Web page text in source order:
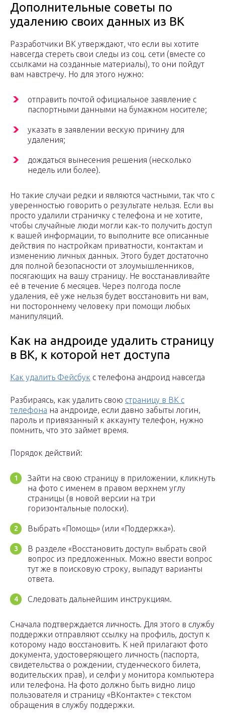
Дополнительные советы по
удалению своих данных из ВК
Разработчики ВК утверждают, что если вы хотите
навсегда стереть свои следы из соц. сети (вместе со
ссылками на созданные материалы), то они пойдут
вам навстречу. Но для этого нужно:
отправить почтой официальное заявление с
паспортными данными на бумажном носителе;
указать в заявлении вескую причину для
удаления;
дождаться вынесения решения (несколько
недель или более).
Но такие случаи редки и являются частными, так что с
уверенностью говорить о результате нельзя. Если вы
просто удалили страничку с телефона и не хотите,
чтобы случайные люди могли как-то получить доступ
к вашей информации, то выполните все описанные
действия по настройкам приватности, контактам и
изменению личных данных. Этого будет достаточно
для полной безопасности от злоумышленников,
посягающих на вашу страницу. Не восстанавливайте
её в течение 6 месяцев. Через полгода после
удаления, её уже нельзя будет восстановить ни вам,
ни постороннему человеку при помощи любых
манипуляций.
Как на андроиде удалить страницу
в ВК, к которой нет доступа
Как удалить Фейсбук с телефона андроид навсегда
Разбираясь, как удалить свою страницу в ВК с
телефона на андроиде, если давно забыты логин,
пароль и привязанный к аккаунту телефон, нужно
помнить, что это займет время.
Порядок действий:
Зайти на свою страницу в приложении, кликнуть
на фото с именем в правом верхнем углу
страницы (в новой версии на три
горизонтальные полоски).
Выбрать «Помощь» (или «Поддержка»).
В разделе «Восстановить доступ» выбрать свой
вопрос из предложенных. Можно ввести вопрос
тут же в поисковую строку, выпадут варианты
ответа.
Следовать дальнейшим инструкциям.
Сначала подтверждается личность. Для этого в службу
поддержки отправляют ссылку на профиль, доступ к
которому надо восстановить. К ней прилагают фото
документа, удостоверяющего личность (паспорта,
свидетельства о рождении, студенческого билета,
водительских прав), и селфи у монитора компьютера
или телефона. На фото должно быть видно лицо
пользователя и страницу «ВКонтакте» с текстом
обращения в службу поддержки.